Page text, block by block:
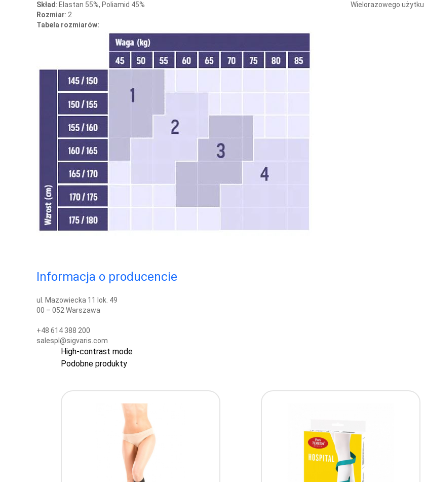
Skład : Elastan 55%, Poliamid 45%
Rozmiar: 2
Tabela rozmiarów:
Wielorazowego użytku.
Informacja o producencie
ul. Mazowiecka 11 lok. 49
00 – 052 Warszawa
+48 614 388 200
salespl@sigvaris.com
High-contrast mode
Podobne produkty